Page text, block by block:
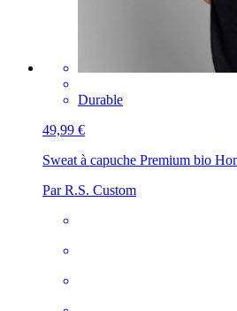
Durable
49,99 €
Sweat à capuche Premium bio
Par R.S. Custom